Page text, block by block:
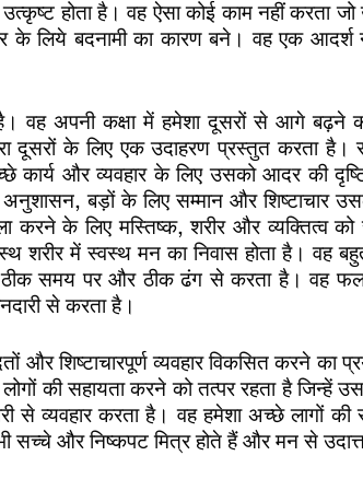
उत्कृष्ट होता है। वह ऐसा कोई काम नहीं करता
के लिये बदनामी का कारण बने। वह एक
है। वह अपनी कक्षा में हमेशा दूसरों से आगे
दूसरों के लिए एक उदाहरण प्रस्तुत करता
और व्यवहार के लिए उसको आदर की
बड़ों के लिए सम्मान और शिष्टाचार
करने के लिए मस्तिष्क, शरीर और व्यक्तित्व
शरीर में स्वस्थ मन का निवास होता है। वह
ठीक समय पर और ठीक ढंग से करता है। वह फल
से करता है।
और शिष्टाचारपूर्ण व्यवहार विकसित करने का
की सहायता करने को तत्पर रहता है जिन्हें
से व्यवहार करता है। वह हमेशा अच्छे लागों
सच्चे और निष्कपट मित्र होते हैं और मन से